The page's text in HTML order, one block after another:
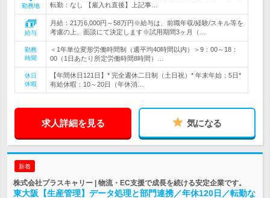
勤務地
転勤：なし 【雇入れ直後】上記事…
給与
月給：21万6,000円～58万円※給与は、前職年収/経験/スキル等を
考慮の上、面談にて決定します※試用期間3ヶ月（…
勤務
時間
＜1年単位変形労働時間制（週平均40時間以内）＞9：00～18：
00（1日あたり所定労働時間8時間）…
休日
休暇
【年間休日121日】* 完全週休二日制（土日祝）* 年末年始：5日*
有給休暇：10～20日（年休消…
求人詳細を見る 気になる
新着
株式会社プラスキャリー | 物流・EC支援で成長を続ける安定企業です。
東大阪【生産管理】データ処理と部門連携／年休120日／転勤な